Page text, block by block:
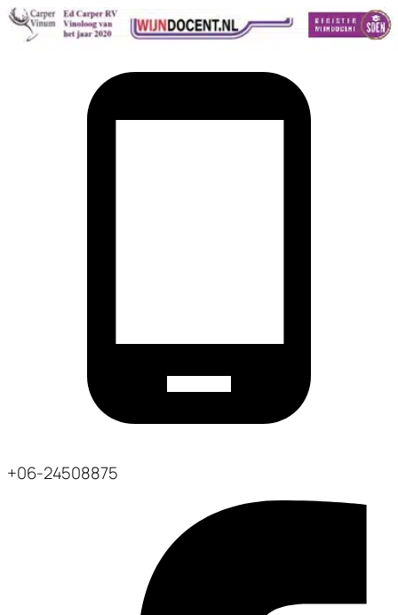
+06-24508875